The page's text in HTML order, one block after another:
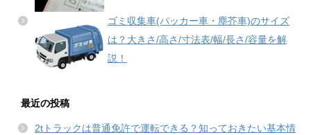
ゴミ収集車(パッカー車・塵芥車)のサイズ
は？大きさ/高さ/寸法表/幅/長さ/容量を解
説！
最近の投稿
2tトラックは普通免許で運転できる？知っておきたい基本情